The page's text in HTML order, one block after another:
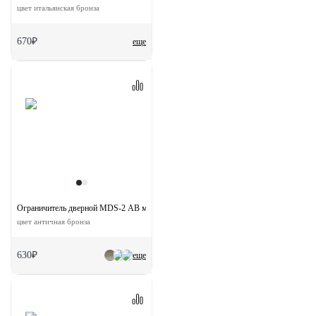
еще
цвет итальянская бронза
670₽
еще
Ограничитель дверной MDS-2 AB магнитный
цвет античная бронза
630₽